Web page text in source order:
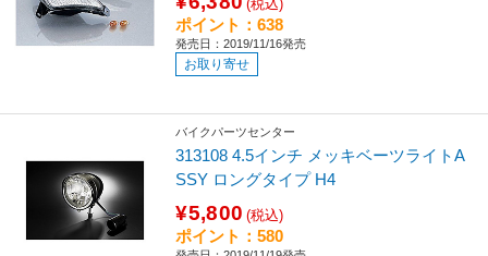
(税込)
ポイント：638
発売日：2019/11/16発売
お取り寄せ
バイクパーツセンター
313108 4.5インチ メッキベーツライトA
SSY ロングタイプ H4
¥5,800 (税込)
ポイント：580